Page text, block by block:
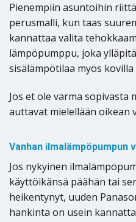
Pienempiin asuntoihin
perusmalli, kun taas
kannattaa valita
lämpöpumppu, joka
sisälämpötilaa myös kovilla
Jos et ole varma sopivasta
auttavat mielellään oikean
Vanhan ilmalämpöpumpun
Jos nykyinen
käyttöikänsä päähän tai
heikentynyt, uuden
hankinta on usein